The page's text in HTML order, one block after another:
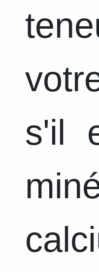
s'il